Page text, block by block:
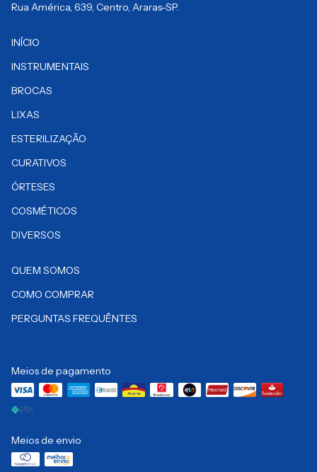
Rua América, 639, Centro, Araras-SP.
INÍCIO
INSTRUMENTAIS
BROCAS
LIXAS
ESTERILIZAÇÃO
CURATIVOS
ÓRTESES
COSMÉTICOS
DIVERSOS
QUEM SOMOS
COMO COMPRAR
PERGUNTAS FREQUÊNTES
Meios de pagamento
Meios de envio